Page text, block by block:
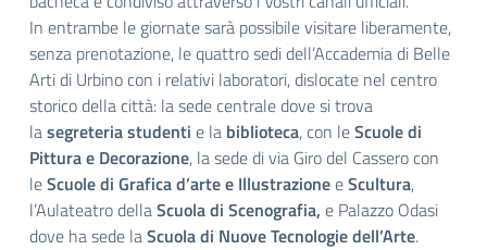
In entrambe le giornate sarà possibile visitare liberamente,
senza prenotazione, le quattro sedi dell’Accademia di Belle
Arti di Urbino con i relativi laboratori, dislocate nel centro
storico della città: la sede centrale dove si trova
lasegreteria studenti e la biblioteca, con leScuole di
Pittura e Decorazione, la sede di via Giro del Cassero con
leScuole di Grafica d’arte e IllustrazioneeScultura,
l’Aulateatro dellaScuola di Scenografia, e Palazzo Odasi
dove ha sede laScuola di Nuove Tecnologie dell’Arte.